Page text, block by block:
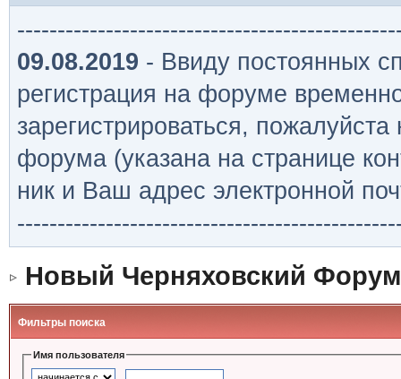
09.08.2019 - Ввиду постоянных
регистрация на форуме
зарегистрироваться,
форума (указана на странице
ник и Ваш адрес электронной
Новый Черняховский Форум
Фильтры поиска
Имя пользователя